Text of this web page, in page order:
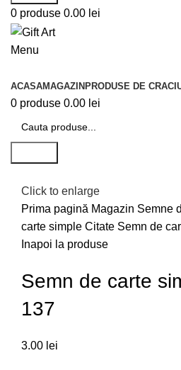
0 produse 0.00 lei
Menu
ACASAMAGAZINPRODUSE DE
0 produse 0.00 lei
Click to enlarge
Prima pagină Magazin Semne
carte simple Citate Semn de
Inapoi la produse
Semn de carte
137
3.00 lei